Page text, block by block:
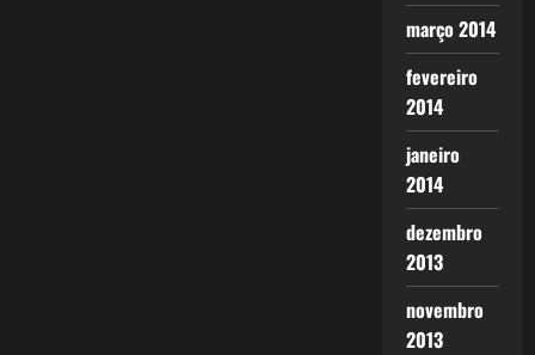
março 2014
fevereiro
2014
janeiro
2014
dezembro
2013
novembro
2013